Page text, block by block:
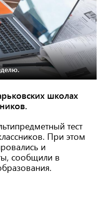
школах
тест
При этом
и
сообщили в